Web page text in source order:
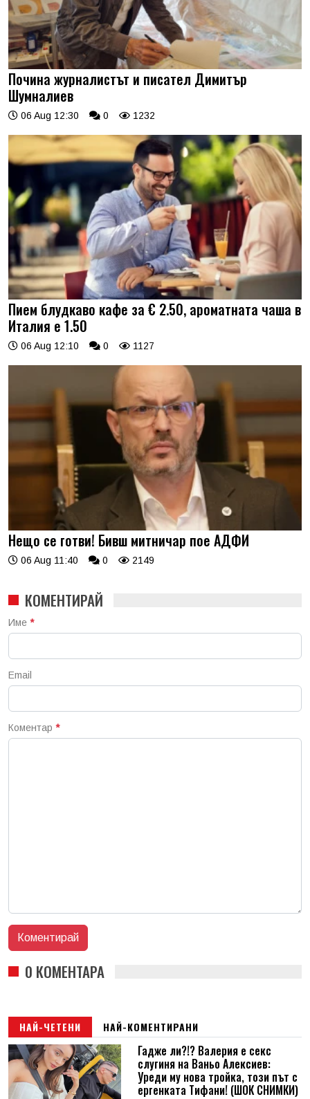
Почина журналистът и писател Димитър
Шумналиев
06 Aug 12:30 0 1232
Пием блудкаво кафе за € 2.50, ароматната чаша в
Италия е 1.50
06 Aug 12:10 0 1127
Нещо се готви! Бивш митничар пое АДФИ
06 Aug 11:40 0 2149
КОМЕНТИРАЙ
Име *
Email
Коментар *
0 КОМЕНТАРА
НАЙ-ЧЕТЕНИ НАЙ-КОМЕНТИРАНИ
Гадже ли?!? Валерия е секс
слугиня на Ваньо Алексиев:
Уреди му нова тройка, този път с
ергенката Тифани! (ШОК СНИМКИ)